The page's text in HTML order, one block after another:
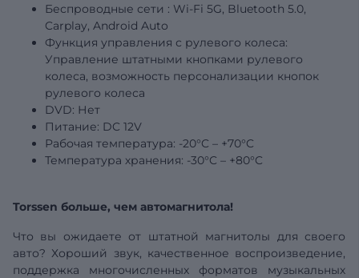
Беспроводные сети : Wi-Fi 5G, Bluetooth 5.0,
Carplay, Android Auto
Функция управления с рулевого колеса:
Управление штатными кнопками рулевого
колеса, возможность персонализации кнопок
рулевого колеса
DVD: Нет
Питание: DC 12V
Рабочая температура: -20°C – +70°C
Температура хранения: -30°C – +80°C
Torssen больше, чем автомагнитола!
Что вы ожидаете от штатной магнитолы для своего
авто? Хороший звук, качественное воспроизведение,
поддержка многочисленных форматов музыкальных